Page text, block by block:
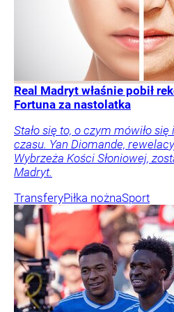
Real Madryt właśnie pobił
Fortuna za nastolatka
Stało się to, o czym mówiło się
czasu. Yan Diomande,
Wybrzeża Kości Słoniowej,
Madryt.
TransferyPiłka nożnaSport